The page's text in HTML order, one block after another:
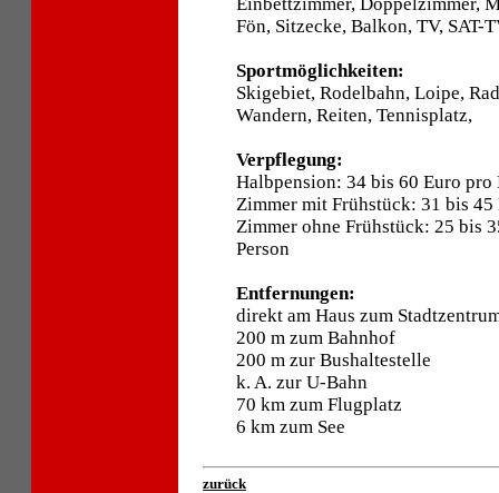
Fön, Sitzecke, Balkon, TV, SAT-
Sportmöglichkeiten:
Skigebiet, Rodelbahn, Loipe,
Wandern, Reiten, Tennisplatz,
Verpflegung:
Halbpension: 34 bis 60 Euro pro
Zimmer mit Frühstück: 31 bis 45
Zimmer ohne Frühstück: 25 bis
Person
Entfernungen:
direkt am Haus zum
200 m zum Bahnhof
200 m zur Bushaltestelle
k. A. zur U-Bahn
70 km zum Flugplatz
6 km zum See
zurück